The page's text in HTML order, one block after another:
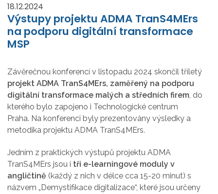
18.12.2024
Výstupy projektu ADMA TranS4MErs
na podporu digitální transformace
MSP
Závěrečnou konferencí v listopadu 2024 skončil tříletý
projekt ADMA TranS4MErs, zaměřený na podporu
digitální transformace malých a středních firem, do
kterého bylo zapojeno i Technologické centrum
Praha. Na konferenci byly prezentovány výsledky a
metodika projektu ADMA TranS4MErs.
Jedním z praktických výstupů projektu ADMA
TranS4MErs jsou i tři e-learningové moduly v
angličtině (každý z nich v délce cca 15-20 minut) s
názvem „Demystifikace digitalizace“, které jsou určeny